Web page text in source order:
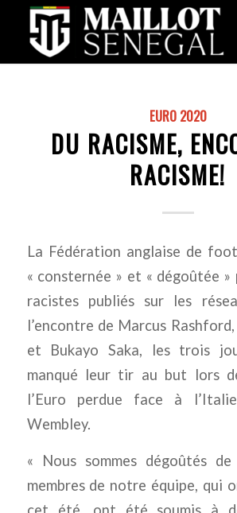
EURO 2020
DU RACISME,
RACISME!
La Fédération anglaise de
« consternée » et « dégoûtée »
racistes publiés sur les
l’encontre de Marcus
et Bukayo Saka, les trois
manqué leur tir au but lors
l’Euro perdue face à
Wembley.
« Nous sommes dégoûtés
membres de notre équipe, qui